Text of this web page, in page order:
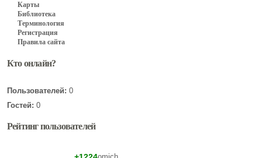
Карты
Библиотека
Терминология
Регистрация
Правила сайта
Кто онлайн?
Пользователей: 0
Гостей: 0
Рейтинг пользователей